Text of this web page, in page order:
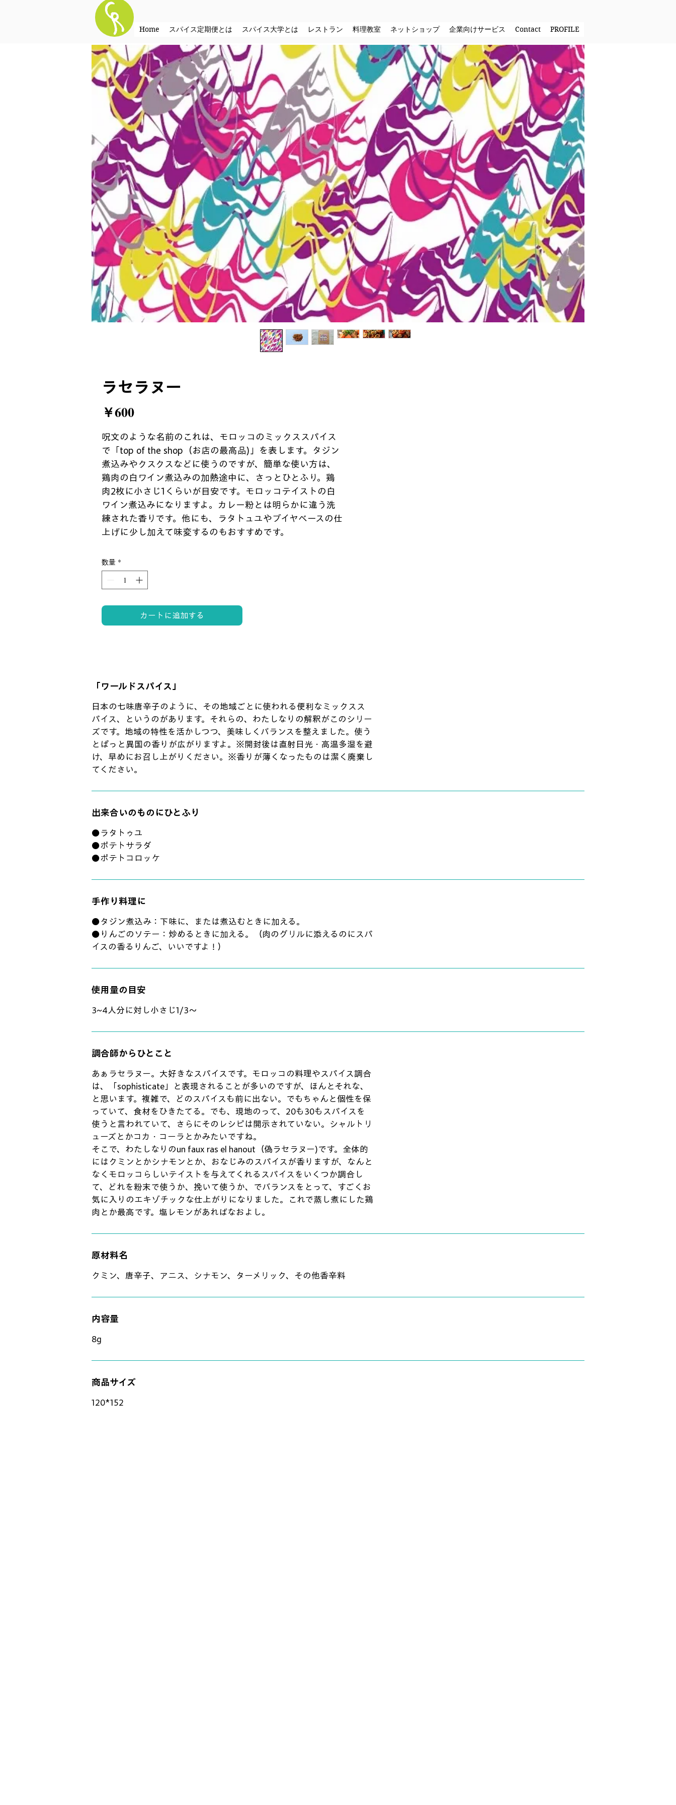
Home スパイス定期便とは スパイス大学とは レストラン 料理教室 ネットショップ 企業向けサービス Contact PROFILE
ラセラヌー
￥600価
呪文のような名前のこれは、モロッコのミックススパイス
で「top of the shop（お店の最高品)」を表します。タジン
煮込みやクスクスなどに使うのですが、簡単な使い方は、
鶏肉の白ワイン煮込みの加熱途中に、さっとひとふり。鶏
肉2枚に小さじ1くらいが目安です。モロッコテイストの白
ワイン煮込みになりますよ。カレー粉とは明らかに違う洗
練された香りです。他にも、ラタトュユやブイヤベースの仕
上げに少し加えて味変するのもおすすめです。
数量 *
カートに追加する
「ワールドスパイス」
日本の七味唐辛子のように、その地域ごとに使われる便利なミックスス
パイス、というのがあります。それらの、わたしなりの解釈がこのシリー
ズです。地域の特性を活かしつつ、美味しくバランスを整えました。使う
とぱっと異国の香りが広がりますよ。※開封後は直射日光・高温多湿を避
け、早めにお召し上がりください。※香りが薄くなったものは潔く廃棄し
てください。
出来合いのものにひとふり
●ラタトゥユ
●ポテトサラダ
●ポテトコロッケ
手作り料理に
●タジン煮込み：下味に、または煮込むときに加える。
●りんごのソテー：炒めるときに加える。（肉のグリルに添えるのにスパ
イスの香るりんご、いいですよ！）
使用量の目安
3~4人分に対し小さじ1/3〜
調合師からひとこと
あぁラセラヌー。大好きなスパイスです。モロッコの料理やスパイス調合
は、「sophisticate」と表現されることが多いのですが、ほんとそれな、
と思います。複雑で、どのスパイスも前に出ない。でもちゃんと個性を保
っていて、食材をひきたてる。でも、現地のって、20も30もスパイスを
使うと言われていて、さらにそのレシピは開示されていない。シャルトリ
ューズとかコカ・コーラとかみたいですね。
そこで、わたしなりのun faux ras el hanout（偽ラセラヌー)です。全体的
にはクミンとかシナモンとか、おなじみのスパイスが香りますが、なんと
なくモロッコらしいテイストを与えてくれるスパイスをいくつか調合し
て、どれを粉末で使うか、挽いて使うか、でバランスをとって、すごくお
気に入りのエキゾチックな仕上がりになりました。これで蒸し煮にした鶏
肉とか最高です。塩レモンがあればなおよし。
原材料名
クミン、唐辛子、アニス、シナモン、ターメリック、その他香辛料
内容量
8g
商品サイズ
120*152